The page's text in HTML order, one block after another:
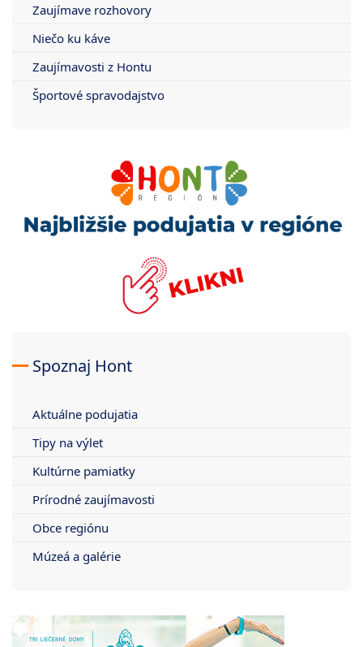
Zaujímave rozhovory
Niečo ku káve
Zaujímavosti z Hontu
Športové spravodajstvo
Spoznaj Hont
Aktuálne podujatia
Tipy na výlet
Kultúrne pamiatky
Prírodné zaujímavosti
Obce regiónu
Múzeá a galérie